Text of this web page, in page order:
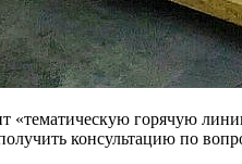
«тематическую горячую
консультацию по